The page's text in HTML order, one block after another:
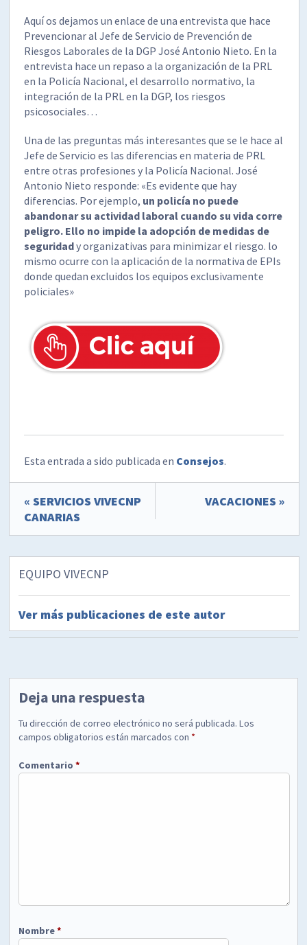
Aquí os dejamos un enlace de una entrevista que hace
Prevencionar al Jefe de Servicio de Prevención de
Riesgos Laborales de la DGP José Antonio Nieto. En la
entrevista hace un repaso a la organización de la PRL
en la Policía Nacional, el desarrollo normativo, la
integración de la PRL en la DGP, los riesgos
psicosociales…
Una de las preguntas más interesantes que se le hace al
Jefe de Servicio es las diferencias en materia de PRL
entre otras profesiones y la Policía Nacional. José
Antonio Nieto responde: «Es evidente que hay
diferencias. Por ejemplo, un policía no puede
abandonar su actividad laboral cuando su vida corre
peligro. Ello no impide la adopción de medidas de
seguridady organizativas para minimizar el riesgo. lo
mismo ocurre con la aplicación de la normativa de EPIs
donde quedan excluidos los equipos exclusivamente
policiales»
Esta entrada a sido publicada en Consejos.
« SERVICIOS VIVECNP
CANARIAS
VACACIONES »
EQUIPO VIVECNP
Ver más publicaciones de este autor
Deja una respuesta
Tu dirección de correo electrónico no será publicada. Los
campos obligatorios están marcados con *
Comentario*
Nombre*